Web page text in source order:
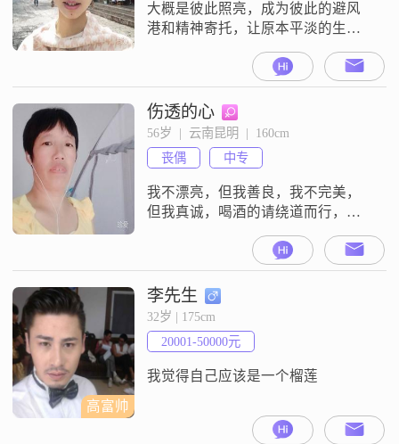
大概是彼此照亮，成为彼此的避风
港和精神寄托，让原本平淡的生活
时候有个依靠，在平庸无望时发现
更好的自己，有些话无法和父母
说，对朋友说又差了点意思，但和
对方说，就像是给自己无处安放的
灵魂找到了一个可以依靠的港湾。
世界上没有完完全全合适的两个
人，都是需要彼此磨合珍惜。最后
两个人在一起的真正意义是
伤透的心
56岁  |  云南昆明  |  160cm
丧偶
中专
我不漂亮，但我善良，我不完美，
但我真诚，喝酒的请绕道而行，不
高富帅
李先生
32岁 | 175cm
20001-50000元
我觉得自己应该是一个榴莲